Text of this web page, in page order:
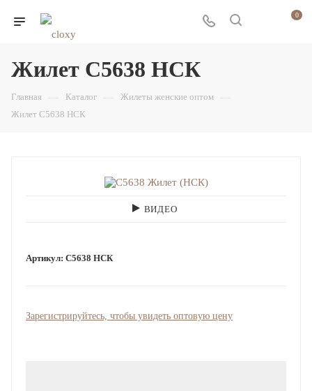
0
Жилет С5638 НСК
Главная Каталог Жилеты женские оптом
Жилет С5638 НСК
ВИДЕО
Артикул: С5638 НСК
Зарегистрируйтесь, чтобы увидеть оптовую цену